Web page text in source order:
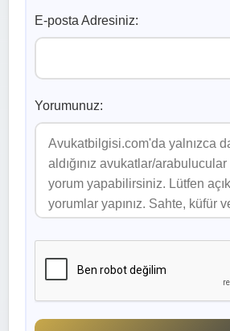
E-posta Adresiniz:
Yorumunuz: